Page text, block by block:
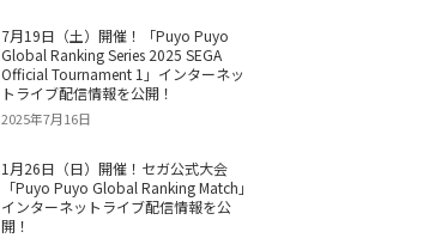
7月19日（土）開催！「Puyo Puyo
Global Ranking Series 2025 SEGA
Official Tournament 1」インターネッ
トライブ配信情報を公開！
2025年7月16日
1月26日（日）開催！セガ公式大会
「Puyo Puyo Global Ranking Match」
インターネットライブ配信情報を公
開！